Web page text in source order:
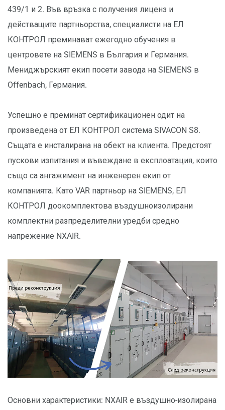
439/1 и 2. Във връзка с получения лиценз и
действащите партньорства, специалисти на ЕЛ
КОНТРОЛ преминават ежегодно обучения в
центровете на SIEMENS в България и Германия.
Мениджърският екип посети завода на SIEMENS в
Offenbach, Германия.
Успешно е преминат сертификационен одит на
произведена от ЕЛ КОНТРОЛ система SIVACON S8.
Същата е инсталирана на обект на клиента. Предстоят
пускови изпитания и въвеждане в експлоатация, които
също са ангажимент на инженерен екип от
компанията. Като VAR партньор на SIEMENS, ЕЛ
КОНТРОЛ доокомплектова въздушноизолирани
комплектни разпределителни уредби средно
напрежение NXAIR.
Основни характеристики: NXAIR е въздушно-изолирана